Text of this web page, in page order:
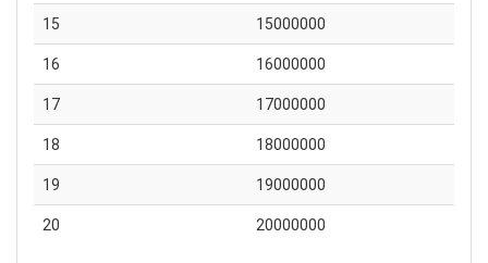
15 15000000
16 16000000
17 17000000
18 18000000
19 19000000
20 20000000